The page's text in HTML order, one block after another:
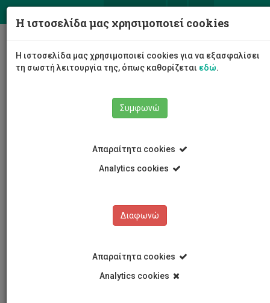
Σχολή Γεωτεχνικών Επιστημών και Διαχείρισης
Τμήμα Γεωπονικών Επιστημών, Βιοτεχνολογίας και
Προσωπικό Τμήματος
Χριστίνα Μητσιοπούλου
Χριστίνα Μητσιοπούλου
Η ιστοσελίδα μας χρησιμοποιεί cookies
Η ιστοσελίδα μας χρησιμοποιεί cookies για να εξασφαλίσει
τη σωστή λειτουργία της, όπως καθορίζεται εδώ.
Συμφωνώ
Απαραίτητα cookies
Analytics cookies
Διαφωνώ
Απαραίτητα cookies
Analytics cookies